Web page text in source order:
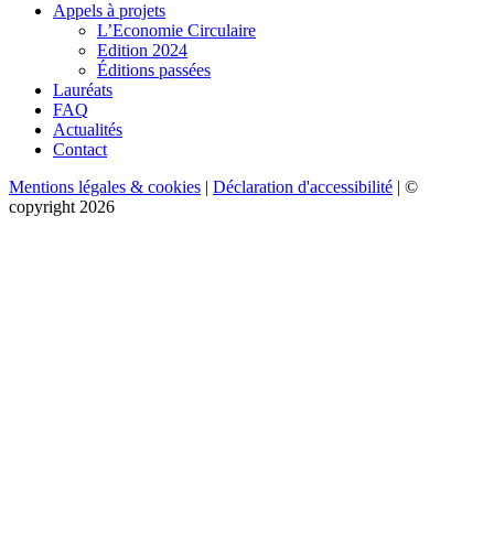
Appels à projets
L’Economie Circulaire
Edition 2024
Éditions passées
Lauréats
FAQ
Actualités
Contact
Mentions légales & cookies | Déclaration d'accessibilité | ©
copyright 2026